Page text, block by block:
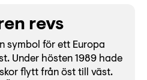
revs
symbol för ett Europa
Under hösten 1989 hade
flytt från öst till väst.